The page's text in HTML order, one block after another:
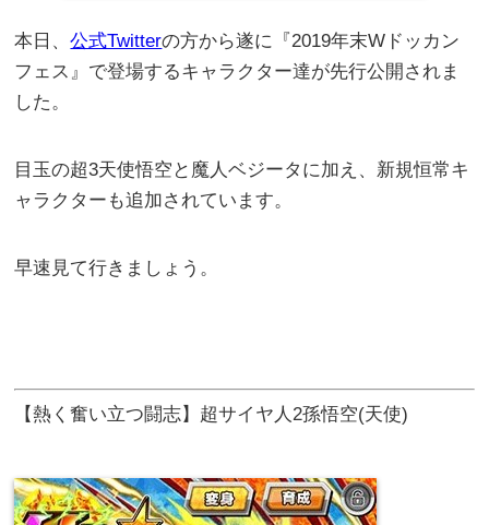
本日、公式Twitterの方から遂に『2019年末Wドッカン
フェス』で登場するキャラクター達が先行公開されま
した。
目玉の超3天使悟空と魔人ベジータに加え、新規恒常キ
ャラクターも追加されています。
早速見て行きましょう。
【熱く奮い立つ闘志】超サイヤ人2孫悟空(天使)